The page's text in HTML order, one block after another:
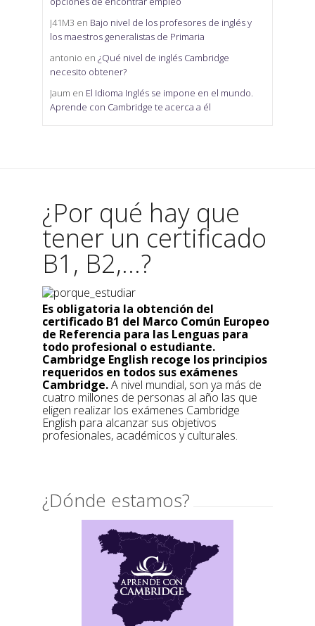
J41M3 en Bajo nivel de los profesores de inglés y
los maestros generalistas de Primaria
antonio en ¿Qué nivel de inglés Cambridge
necesito obtener?
Jaum en El Idioma Inglés se impone en el mundo.
Aprende con Cambridge te acerca a él
¿Por qué hay que
tener un certificado
B1, B2,...?
Es obligatoria la obtención del
certificado B1 del Marco Común Europeo
de Referencia para las Lenguas para
todo profesional o estudiante.
Cambridge English recoge los principios
requeridos en todos sus exámenes
Cambridge.A nivel mundial, son ya más de
cuatro millones de personas al año las que
eligen realizar los exámenes Cambridge
English para alcanzar sus objetivos
profesionales, académicos y culturales.
¿Dónde estamos?